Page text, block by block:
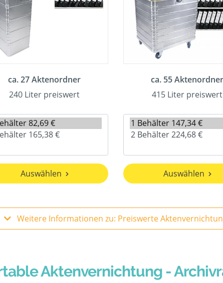
ca. 27 Aktenordner
240 Liter preiswert
Auswählen
ca. 55 Aktenordner
415 Liter preiswert
Auswählen
Weitere Informationen zu: Preiswerte
Aktenvernichtung -